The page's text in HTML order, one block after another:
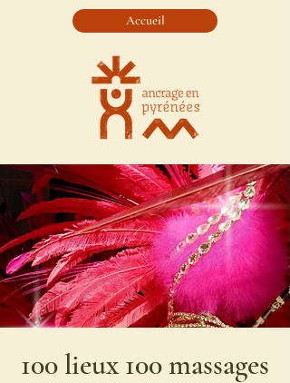
Accueil
100 lieux 100 massages